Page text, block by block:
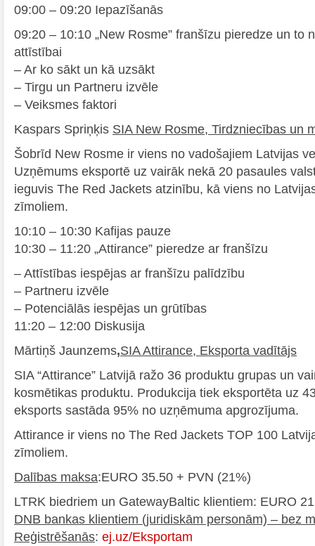
09:00 – 09:20 Iepazīšanās
09:20 – 10:10 „New Rosme” franšīzu pieredze un to
attīstībai
– Ar ko sākt un kā uzsākt
– Tirgu un Partneru izvēle
– Veiksmes faktori
Kaspars Spriņķis SIA New Rosme, Tirdzniecības un
Šobrīd New Rosme ir viens no vadošajiem Latvijas
Uzņēmums eksportē uz vairāk nekā 20 pasaules
ieguvis The Red Jackets atzinību, kā viens no
zīmoliem.
10:10 – 10:30 Kafijas pauze
10:30 – 11:20 „Attirance” pieredze ar franšīzu
– Attīstības iespējas ar franšīzu palīdzību
– Partneru izvēle
– Potenciālās iespējas un grūtības
11:20 – 12:00 Diskusija
Mārtiņš Jaunzems,SIA Attirance, Eksporta vadītājs
SIA “Attirance” Latvijā ražo 36 produktu grupas un
kosmētikas produktu. Produkcija tiek eksportēta uz
eksports sastāda 95% no uzņēmuma apgrozījuma.
Attirance ir viens no The Red Jackets TOP 100
zīmoliem.
Dalības maksa:EURO 35.50 + PVN (21%)
LTRK biedriem un GatewayBaltic klientiem: EURO
DNB bankas klientiem (juridiskām personām) – bez
Reģistrēšanās: ej.uz/Eksportam